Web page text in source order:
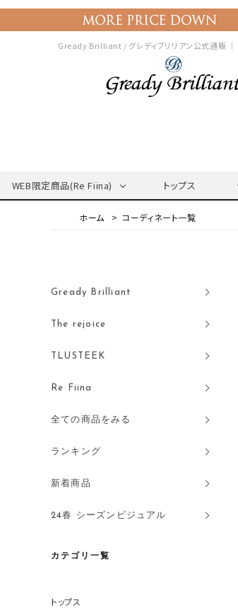
Gready Brilliant / グレディブリリアン公式通販 ｜
WEB限定商品(Re Fiina) トップス
コーディネート一覧
Gready Brilliant
The rejoice
TLUSTEEK
Re Fiina
全ての商品をみる
ランキング
新着商品
24春 シーズンビジュアル
カテゴリ一覧
トップス